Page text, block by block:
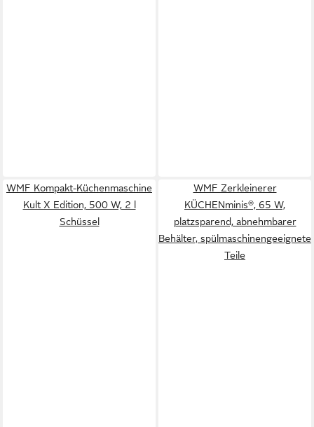
WMF Kompakt-Küchenmaschine
Kult X Edition, 500 W, 2 l
Schüssel
WMF Zerkleinerer
KÜCHENminis®, 65 W,
platzsparend, abnehmbarer
Behälter, spülmaschinengeeignete
Teile